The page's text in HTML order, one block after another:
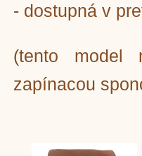
- dostupná v
(tento model
zapínacou